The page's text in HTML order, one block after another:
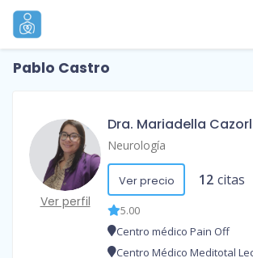
Pablo Castro
Ver perfil
Dra. Mariadella
Neurología
Ver precio 12 citas
5.00
Centro médico Pain Off
Centro Médico Meditotal